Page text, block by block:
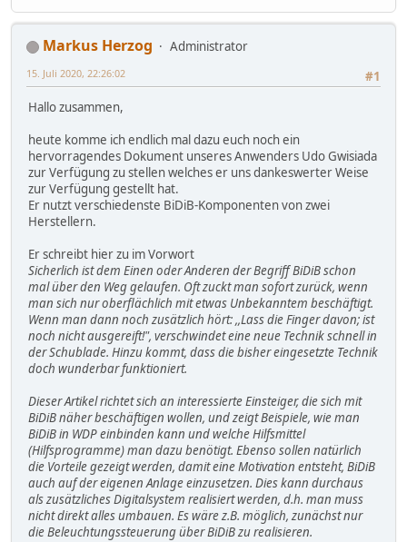
Markus Herzog
Administrator
#1
15. Juli 2020, 22:26:02
Hallo zusammen,
heute komme ich endlich mal dazu euch noch ein
hervorragendes Dokument unseres Anwenders Udo Gwisiada
zur Verfügung zu stellen welches er uns dankeswerter Weise
zur Verfügung gestellt hat.
Er nutzt verschiedenste BiDiB-Komponenten von zwei
Herstellern.
Er schreibt hier zu im Vorwort
Sicherlich ist dem Einen oder Anderen der Begriff BiDiB schon
mal über den Weg gelaufen. Oft zuckt man sofort zurück, wenn
man sich nur oberflächlich mit etwas Unbekanntem beschäftigt.
Wenn man dann noch zusätzlich hört: ,,Lass die Finger davon; ist
noch nicht ausgereift!", verschwindet eine neue Technik schnell in
der Schublade. Hinzu kommt, dass die bisher eingesetzte Technik
doch wunderbar funktioniert.
Dieser Artikel richtet sich an interessierte Einsteiger, die sich mit
BiDiB näher beschäftigen wollen, und zeigt Beispiele, wie man
BiDiB in WDP einbinden kann und welche Hilfsmittel
(Hilfsprogramme) man dazu benötigt. Ebenso sollen natürlich
die Vorteile gezeigt werden, damit eine Motivation entsteht, BiDiB
auch auf der eigenen Anlage einzusetzen. Dies kann durchaus
als zusätzliches Digitalsystem realisiert werden, d.h. man muss
nicht direkt alles umbauen. Es wäre z.B. möglich, zunächst nur
die Beleuchtungssteuerung über BiDiB zu realisieren.